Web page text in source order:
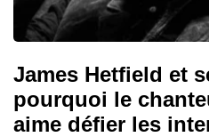
James Hetfield et
pourquoi le
aime défier les